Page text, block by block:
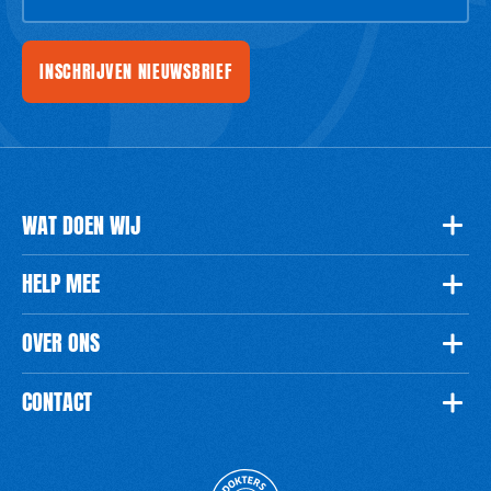
INSCHRIJVEN NIEUWSBRIEF
WAT DOEN WIJ
HELP MEE
OVER ONS
CONTACT